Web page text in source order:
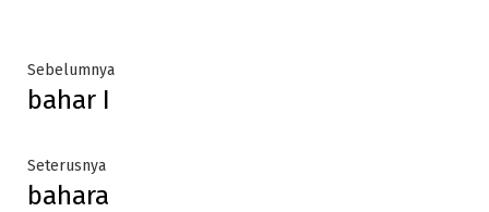
Post
navigation
SebelumnyaPrevious
bahar I
SeterusnyaNext
post:
bahara